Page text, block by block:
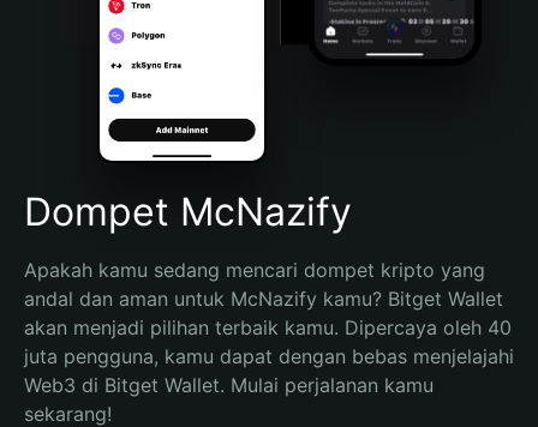
Português (Brasil)
Español (Argentina)
Dompet McNazify
Apakah kamu sedang mencari dompet kripto yang
andal dan aman untuk McNazify kamu? Bitget Wallet
akan menjadi pilihan terbaik kamu. Dipercaya oleh 40
juta pengguna, kamu dapat dengan bebas menjelajahi
Web3 di Bitget Wallet. Mulai perjalanan kamu
sekarang!